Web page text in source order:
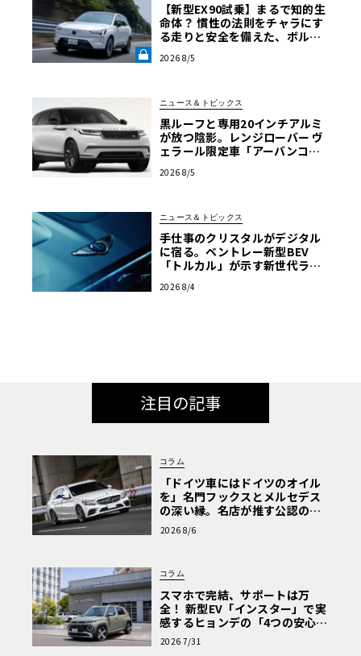
【新型EX90試乗】まるで知的生
命体？ 慣性の法則をチャラにす
る走りと安全を備えた、ボルボ
AB》
2026 8/5
ニュース＆トピックス
黒ルーフと専用20インチアルミ
が放つ陰影。レンジローバー ヴ
ェラール限定車「アーバンコン
2026 8/5
ニュース＆トピックス
手仕事のクリスタルがデジタル
に宿る。ベントレー新型BEV
「トルカル」が示す新世代ラグ
2026 8/4
注目の記事
コラム
「ドイツ車にはドイツのオイル
を」名門フックスとメルセデス
の深い縁。名店が推す公認の安
心と、Cクラスで味わうシルキー
な走り〈PR〉
2026 8/6
コラム
スマホで完結、サポートは万
全！ 新型EV「インスター」で実
感するヒョンデの「4つの安心」
【第1回・ヒョンデ6つの疑問：
Why? Hyundai?】〈PR〉
2026 7/31